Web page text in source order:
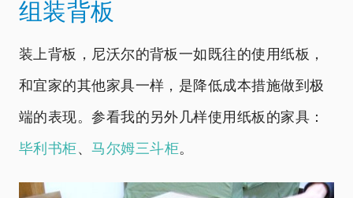
组装背板
装上背板，尼沃尔的背板一如既往的使用纸板，
和宜家的其他家具一样，是降低成本措施做到极
端的表现。参看我的另外几样使用纸板的家具：
毕利书柜、马尔姆三斗柜。